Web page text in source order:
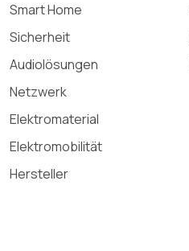
Smart Home
Sicherheit
Audiolösungen
Netzwerk
Elektromaterial
Elektromobilität
Hersteller